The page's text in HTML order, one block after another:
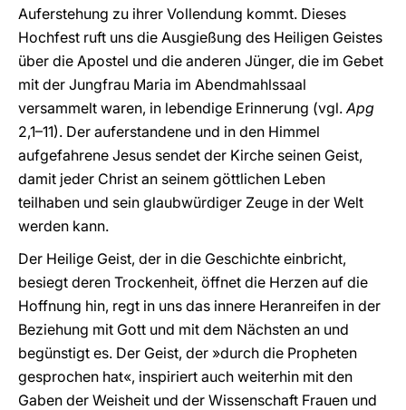
Auferstehung zu ihrer Vollendung kommt. Dieses
Hochfest ruft uns die Ausgießung des Heiligen Geistes
über die Apostel und die anderen Jünger, die im Gebet
mit der Jungfrau Maria im Abendmahlssaal
versammelt waren, in lebendige Erinnerung (vgl.Apg
2,1–11). Der auferstandene und in den Himmel
aufgefahrene Jesus sendet der Kirche seinen Geist,
damit jeder Christ an seinem göttlichen Leben
teilhaben und sein glaubwürdiger Zeuge in der Welt
werden kann.
Der Heilige Geist, der in die Geschichte einbricht,
besiegt deren Trockenheit, öffnet die Herzen auf die
Hoffnung hin, regt in uns das innere Heranreifen in der
Beziehung mit Gott und mit dem Nächsten an und
begünstigt es. Der Geist, der »durch die Propheten
gesprochen hat«, inspiriert auch weiterhin mit den
Gaben der Weisheit und der Wissenschaft Frauen und